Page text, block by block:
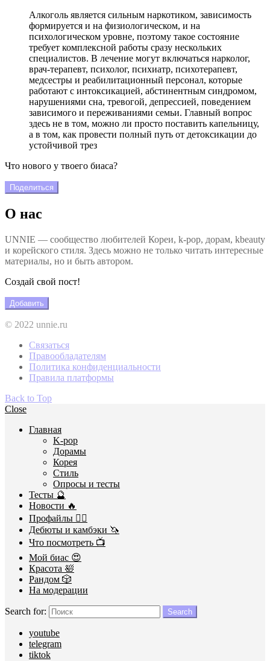
Алкоголь является сильным наркотиком, зависимость
формируется и на физиологическом, и на
психологическом уровне, поэтому такое состояние
требует комплексной работы сразу нескольких
специалистов. В лечение могут включаться нарколог,
врач-терапевт, психолог, психиатр, психотерапевт,
медсестры и реабилитационный персонал, которые
работают с интоксикацией, абстинентным синдромом,
нарушениями сна, тревогой, депрессией, поведением
зависимого и переживаниями семьи. Главный вопрос
здесь не в том, можно ли просто поставить капельницу,
а в том, как провести полный путь от детоксикации до
устойчивой трез
Что нового у твоего биаса?
Поделиться
О нас
UNNIE — сообщество любителей Кореи, k-pop, дорам, kbeauty
и корейского стиля. Здесь можно не только читать интересные
материалы, но и быть автором.
Создай свой пост!
Добавить
© 2022 unnie.ru
Связаться
Правообладателям
Политика конфиденциальности
Правила платформы
Back to Top
Close
Главная
K-pop
Дорамы
Корея
Стиль
Опросы и тесты
Тесты 🔮
Новости 🔥
Профайлы 🕵️‍♀️
Дебюты и камбэки 🦄
Что посмотреть 📺
Мой биас 😍
Красота 🛀
Рандом 🎲
На модерации
Search for: Search
youtube
telegram
tiktok